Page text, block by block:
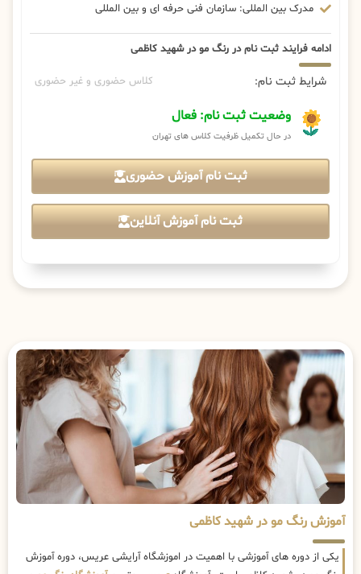
مدرک بین المللی: سازمان فنی حرفه ای و بین المللی
ادامه فرایند ثبت نام در رنگ مو در شهید کاظمی
شرایط ثبت نام: کلاس حضوری و غیر حضوری
وضعیت ثبت نام: فعال
در حال تکمیل ظرفیت کلاس های تهران
ثبت نام آموزش حضوری
ثبت نام آموزش آنلاین
آموزش رنگ مو در شهید کاظمی
یکی از دوره های آموزشی با اهمیت در اموزشگاه آرایشی عریس، دوره آموزش